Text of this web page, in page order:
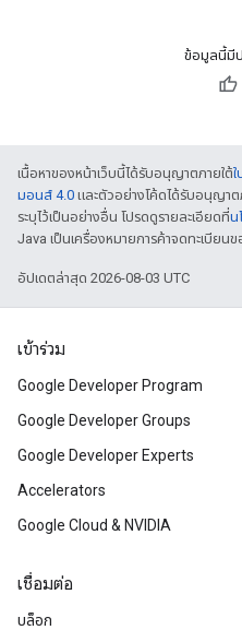
ข้อมูลนี้มีป
เนื้อหาของหน้าเว็บนี้ได้รับอนุญาตภายใต้
มอนส์ 4.0 และตัวอย่างโค้ดได้รับอนุญาต
ระบุไว้เป็นอย่างอื่น โปรดดูรายละเอียดที่น
Java เป็นเครื่องหมายการค้าจดทะเบียน
อัปเดตล่าสุด 2026-08-03 UTC
เข้าร่วม
Google Developer Program
Google Developer Groups
Google Developer Experts
Accelerators
Google Cloud & NVIDIA
เชื่อมต่อ
บล็อก